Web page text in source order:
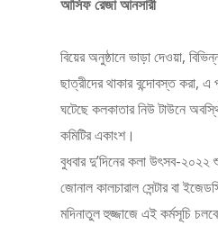
আসিফ রেজা আনসারী
বিয়ের অনুষ্ঠানে ভাড়া দেওয়া,
ছাত্রীদের থাকার বন্দোবস্ত
ঘটেছে কলকাতার নিউ টাউনে
কমিটির একাংশ।
বুধবার দু’দিনের কলা উৎসব-
জোনাল কালচারাল সেন্টার বা
মদিনাতুল হুজ্জাজে এই কর্মসূচি